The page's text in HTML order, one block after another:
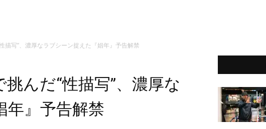
描写”、濃厚なラブシーン捉えた『娼年』予告解禁
んだ“性描写”、濃厚な
年』予告解禁